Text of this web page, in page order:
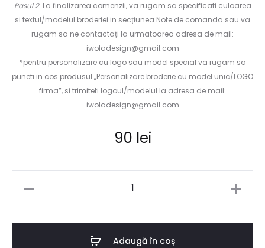
Pasul 2: La finalizarea comenzii, va rugam sa specificati culoarea
si textul/modelul broderiei in secțiunea Note de comanda sau va
rugam sa ne contactați la urmatoarea adresa de mail:
iwoladesign@gmail.com
*pentru personalizare cu logo sau model special va rugam sa
puneti in cos produsul „Personalizare broderie cu model unic/LOGO
firma”, si trimiteti logoul/modelul la adresa de mail:
iwoladesign@gmail.com
90 lei
Adaugă în coș